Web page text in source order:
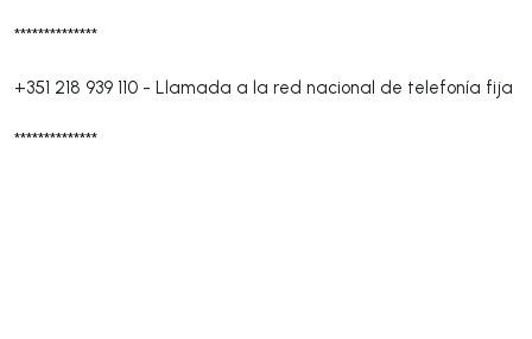
**************
+351 218 939 110 - Llamada a la red nacional de telefonía fija
**************